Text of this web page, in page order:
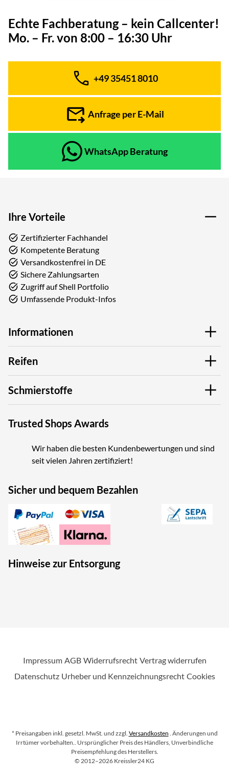
Echte Fachberatung – kein Callcenter!
Mo. – Fr. von 8:00 – 16:30 Uhr
Telefon:
+49 35451 8010
Anfrage per E-Mail
WhatsApp Beratung
Ihre Vorteile
Zertifizierter Fachhandel
Kompetente Beratung
Versandkostenfrei in DE
Sichere Zahlungsarten
Zugriff auf Shell Portfolio
Umfassende Produkt-Infos
Informationen
Reifen
Schmierstoffe
Trusted Shops Awards
Wir haben die besten Kundenbewertungen und sind
seit vielen Jahren zertifiziert!
Sicher und bequem Bezahlen
Hinweise zur Entsorgung
Impressum AGB Widerrufsrecht Vertrag widerrufen
Datenschutz Urheber und Kennzeichnungsrecht Cookies
* Preisangaben inkl. gesetzl. MwSt. und zzgl. Versandkosten . Änderungen und
Irrtümer vorbehalten.. Ursprünglicher Preis des Händlers, Unverbindliche
Preisempfehlung des Herstellers.
© Copyright
2012–2026 Kreissler24 KG